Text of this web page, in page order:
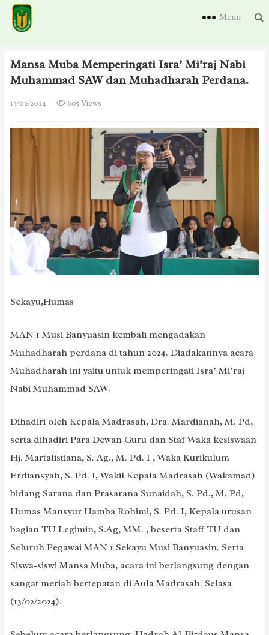
Menu
Mansa Muba Memperingati Isra’ Mi’raj Nabi
Muhammad SAW dan Muhadharah Perdana.
13/02/2024 605 Views
Sekayu,Humas
MAN 1 Musi Banyuasin kembali mengadakan
Muhadharah perdana di tahun 2024. Diadakannya acara
Muhadharah ini yaitu untuk memperingati Isra’ Mi’raj
Nabi Muhammad SAW.
Dihadiri oleh Kepala Madrasah, Dra. Mardianah, M. Pd,
serta dihadiri Para Dewan Guru dan Staf Waka kesiswaan
Hj. Martalistiana, S. Ag., M. Pd. I , Waka Kurikulum
Erdiansyah, S. Pd. I, Wakil Kepala Madrasah (Wakamad)
bidang Sarana dan Prasarana Sunaidah, S. Pd., M. Pd,
Humas Mansyur Hamba Rohimi, S. Pd. I, Kepala urusan
bagian TU Legimin, S.Ag, MM. , beserta Staff TU dan
Seluruh Pegawai MAN 1 Sekayu Musi Banyuasin. Serta
Siswa-siswi Mansa Muba, acara ini berlangsung dengan
sangat meriah bertepatan di Aula Madrasah. Selasa
(13/02/2024).